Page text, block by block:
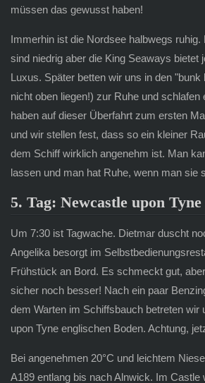
müssen das gewusst haben!
Immerhin ist die Nordsee halbwegs ruhig.
sind niedrig aber die King Seaways bietet
Luxus. Später betten wir uns in den "bunk
nicht oben liegen!) zur Ruhe und schlafen
haben auf dieser Überfahrt zum ersten
und wir stellen fest, dass so ein kleiner
dem Schiff wirklich angenehm ist. Man
lassen und man hat Ruhe, wenn man sie
5. Tag: Newcastle upon
Um 7:30 ist Tagwache. Dietmar duscht
Angelika besorgt im
Frühstück an Bord. Es schmeckt gut,
sicher noch besser! Nach ein paar
dem Warten im Schiffsbauch betreten wir
upon Tyne englischen Boden. Achtung,
Bei angenehmen 20°C und leichtem
A189 entlang bis nach Alnwick. Im Castle